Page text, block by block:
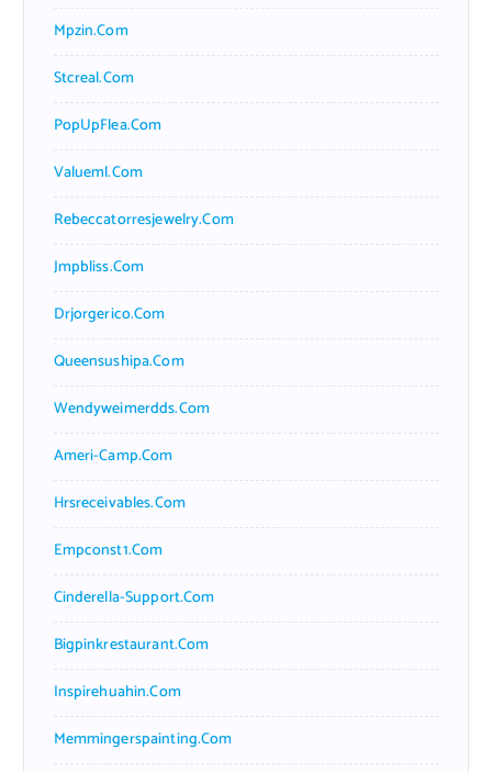
Mpzin.com
Stcreal.com
PopUpFlea.com
Valueml.com
Rebeccatorresjewelry.com
Jmpbliss.com
Drjorgerico.com
Queensushipa.com
Wendyweimerdds.com
Ameri-Camp.com
Hrsreceivables.com
Empconst1.com
Cinderella-Support.com
Bigpinkrestaurant.com
Inspirehuahin.com
Memmingerspainting.com